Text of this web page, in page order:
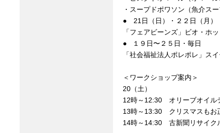
・スープドポワソン（魚介ス
● 21日（日）・２２日（月）
「フェアビーンズ」ビオ・ホ
● １９日〜２５日・毎日
「社会福祉法人ポレポレ」ス
＜ワークショップ案内＞
20（土）
12時～12:30 オリーブオイル
13時～13:30 クリスマスもお
14時～14:30 古新聞リサイク